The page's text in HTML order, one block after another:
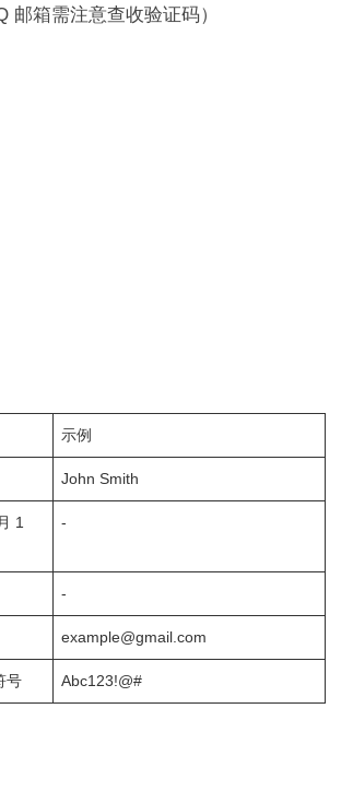
邮箱需注意查收验证码）​
示例​
John Smith​
1
-​
-​
example@gmail.com​
号​ Abc123!@#​